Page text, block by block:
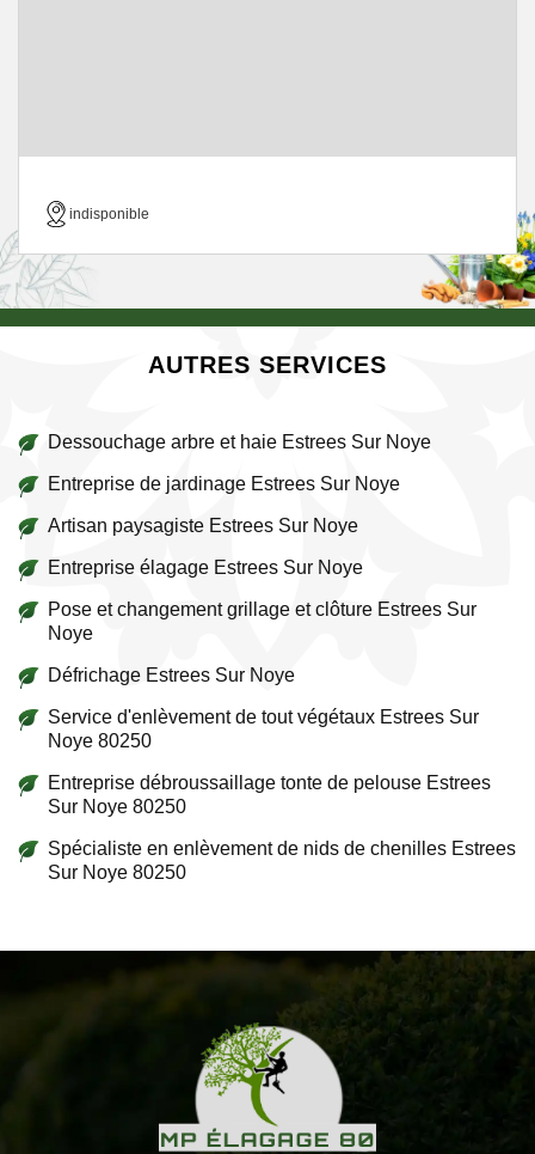
indisponible
AUTRES SERVICES
Dessouchage arbre et haie Estrees Sur Noye
Entreprise de jardinage Estrees Sur Noye
Artisan paysagiste Estrees Sur Noye
Entreprise élagage Estrees Sur Noye
Pose et changement grillage et clôture Estrees Sur
Noye
Défrichage Estrees Sur Noye
Service d'enlèvement de tout végétaux Estrees Sur
Noye 80250
Entreprise débroussaillage tonte de pelouse Estrees
Sur Noye 80250
Spécialiste en enlèvement de nids de chenilles Estrees
Sur Noye 80250